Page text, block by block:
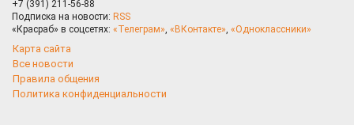
+7 (391) 211-56-88
Подписка на новости: RSS
«Красраб» в соцсетях: «Телеграм», «ВКонтакте», «Одноклассники»
Карта сайта
Все новости
Правила общения
Политика конфиденциальности